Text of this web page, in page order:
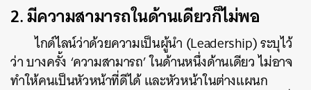
2. มีความสามารถในด้านเดียวก็ไม่พอ
ไกด์ไลน์ว่าด้วยความเป็นผู้นำ (Leadership) ระบุไว้
ว่า บางครั้ง ‘ความสามารถ’ ในด้านหนึ่งด้านเดียว ไม่อาจ
ทำให้คนเป็นหัวหน้าที่ดีได้ และหัวหน้าในต่างแผนก